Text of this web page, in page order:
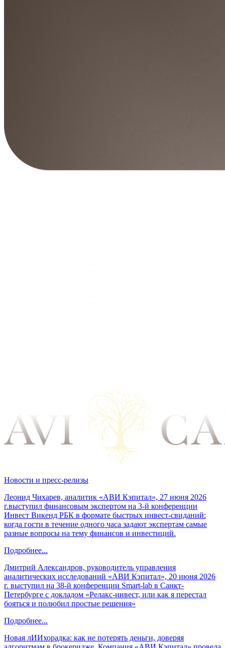
Новости и пресс-релизы
Леонид Чихарев, аналитик «АВИ Кэпитал», 27 июня 2026
г.выступил финансовым экспертом на 3-й конференции
Инвест Викенд РБК в формате быстрых инвест-свиданий:
когда гости в течение одного часа задают экспертам самые
разные вопросы на тему финансов и инвестиций.
Подробнее...
Дмитрий Александров, руководитель управления
аналитических исследований «АВИ Кэпитал», 20 июня 2026
г. выступил на 38-й конференции Smart-lab в Санкт-
Петербурге с докладом «Релакс-инвест, или как я перестал
бояться и полюбил простые решения»
Подробнее...
Новая лИИхорадка: как не потерять деньги, доверяя